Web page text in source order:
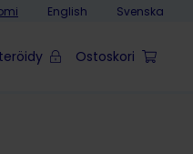
English Svenska
Ostoskori